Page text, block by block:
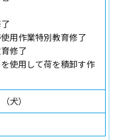
用作業特別教育修了
修了
使用して荷を積卸す作
犬）